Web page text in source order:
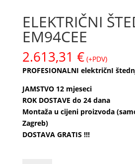
ELEKTRIČNI
EM94CEE
2.613,31 € (+PDV)
PROFESIONALNI električnI
JAMSTVO 12 mjeseci
ROK DOSTAVE do 24 dana
Montaža u cijeni proizvoda
Zagreb)
DOSTAVA GRATIS !!!